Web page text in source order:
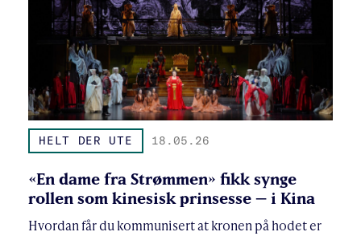
HELT DER UTE 18.05.26
«En dame fra Strømmen» fikk synge
rollen som kinesisk prinsesse – i Kina
Hvordan får du kommunisert at kronen på hodet er